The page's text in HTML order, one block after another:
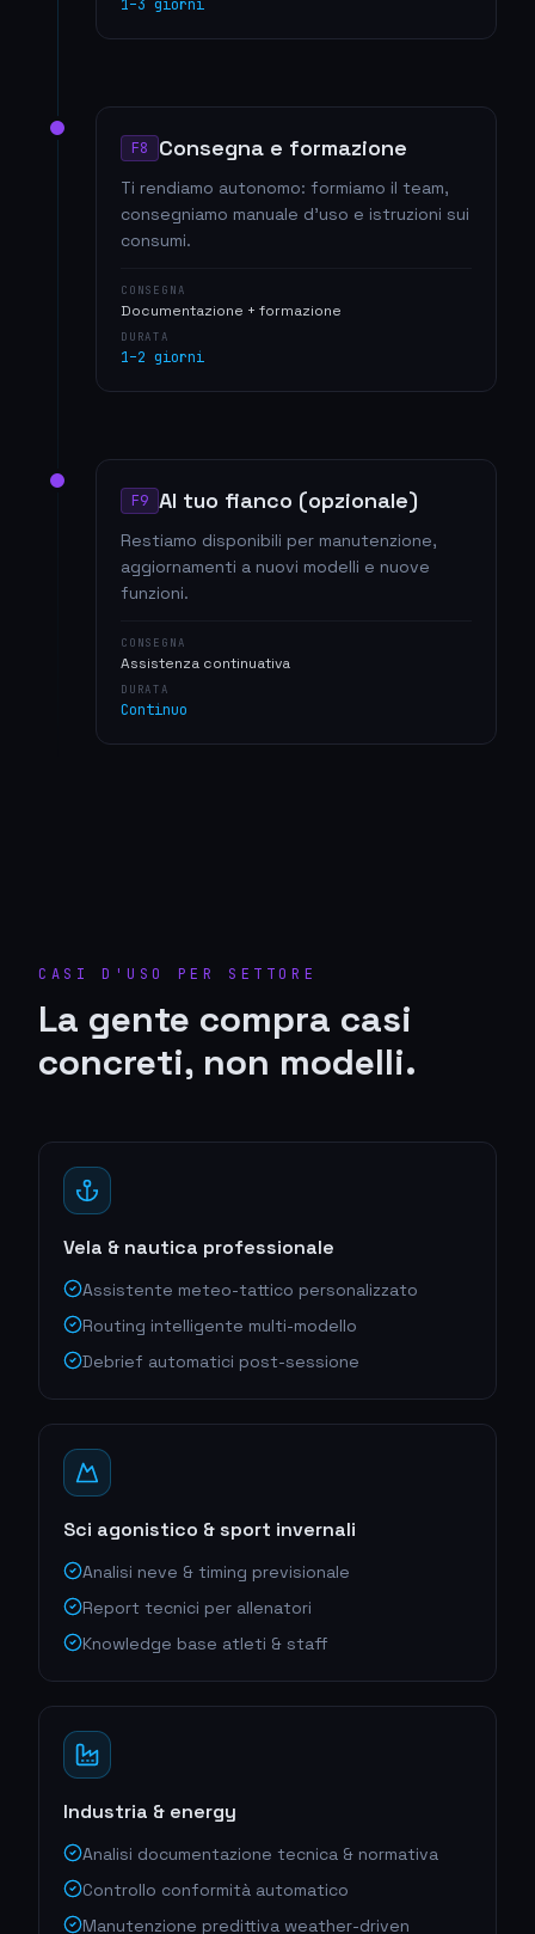
1–3 giorni
F8 Consegna e formazione
Ti rendiamo autonomo: formiamo il team,
consegniamo manuale d'uso e istruzioni sui
consumi.
CONSEGNA
Documentazione + formazione
DURATA
1–2 giorni
F9 Al tuo fianco (opzionale)
Restiamo disponibili per manutenzione,
aggiornamenti a nuovi modelli e nuove
funzioni.
CONSEGNA
Assistenza continuativa
DURATA
Continuo
CASI D'USO PER SETTORE
La gente compra casi
concreti, non modelli.
Vela & nautica professionale
Assistente meteo-tattico personalizzato
Routing intelligente multi-modello
Debrief automatici post-sessione
Sci agonistico & sport invernali
Analisi neve & timing previsionale
Report tecnici per allenatori
Knowledge base atleti & staff
Industria & energy
Analisi documentazione tecnica & normativa
Controllo conformità automatico
Manutenzione predittiva weather-driven